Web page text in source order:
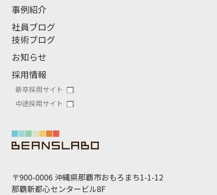
事例紹介
社員ブログ
技術ブログ
お知らせ
採用情報
新卒採用サイト
中途採用サイト
〒900-0006 沖縄県那覇市おもろまち1-1-12
那覇新都心センタービル8F